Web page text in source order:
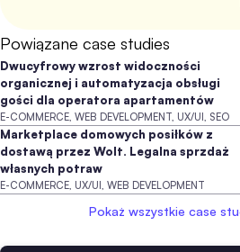
Powiązane case studies
Dwucyfrowy wzrost widoczności
organicznej i automatyzacja obsługi
gości dla operatora apartamentów
E-COMMERCE, WEB DEVELOPMENT, UX/UI, SEO
Marketplace domowych posiłków z
dostawą przez Wolt. Legalna sprzdaż
własnych potraw
E-COMMERCE, UX/UI, WEB DEVELOPMENT
Pokaż wszystkie case